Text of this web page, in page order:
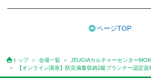
ております。また一部の講座では別途傷害保
●資格認定講座の試験料・認定料などは別途要
せください。
ページTOP
トップ 会場一覧 JEUGIAカルチャーセンター
【オンライン講座】防災備蓄収納2級プランナー認定資